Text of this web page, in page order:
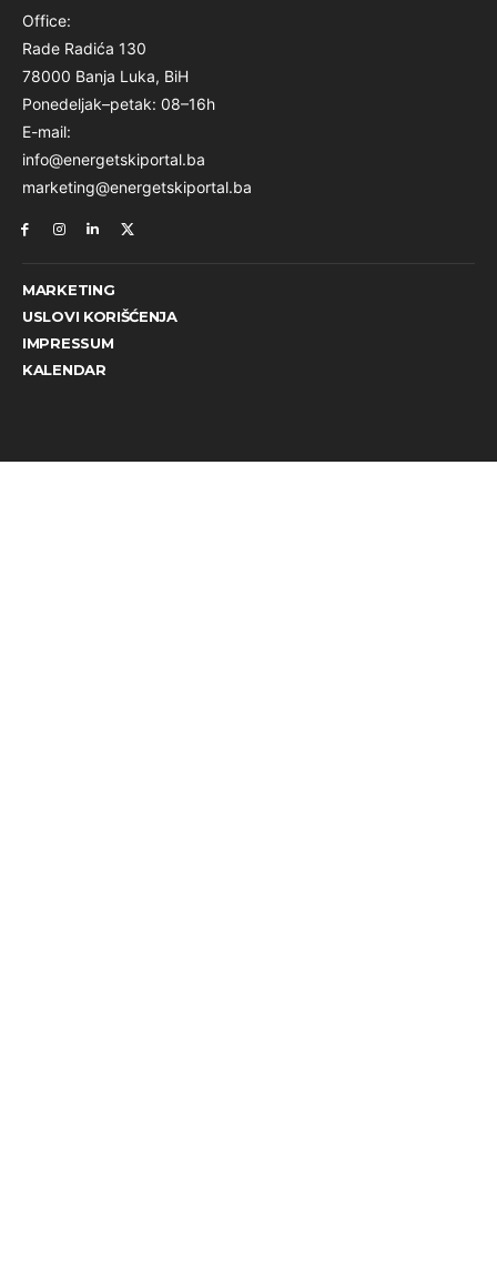
Office:
Rade Radića 130
78000 Banja Luka, BiH
Ponedeljak–petak: 08–16h
E-mail:
info@energetskiportal.ba
marketing@energetskiportal.ba
MARKETING
USLOVI KORIŠĆENJA
IMPRESSUM
KALENDAR